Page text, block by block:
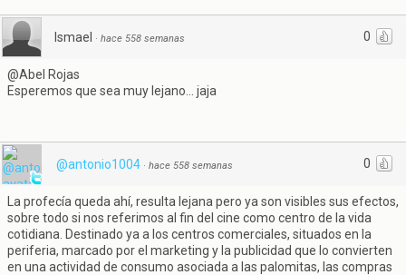
0
Ismael · hace 558 semanas
@Abel Rojas
Esperemos que sea muy lejano... jaja
0
@antonio1004 · hace 558 semanas
La profecía queda ahí, resulta lejana pero ya son visibles sus efectos,
sobre todo si nos referimos al fin del cine como centro de la vida
cotidiana. Destinado ya a los centros comerciales, situados en la
periferia, marcado por el marketing y la publicidad que lo convierten
en una actividad de consumo asociada a las palomitas, las compras